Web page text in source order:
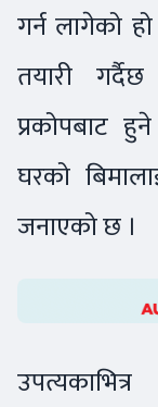
गर्न लागेको
तयारी
प्रकोपबाट
घरको
जनाएको छ ।